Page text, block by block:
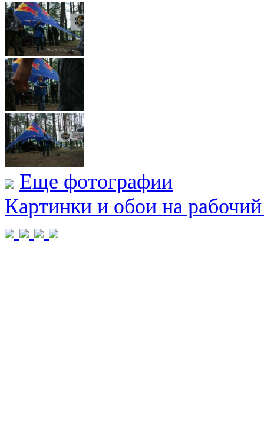
Еще фотографии
Картинки и обои на